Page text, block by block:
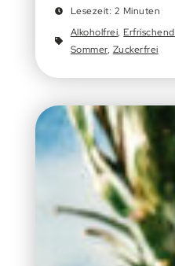
Lesezeit: 2 Minuten
Alkoholfrei, Erfrischend
Sommer, Zuckerfrei